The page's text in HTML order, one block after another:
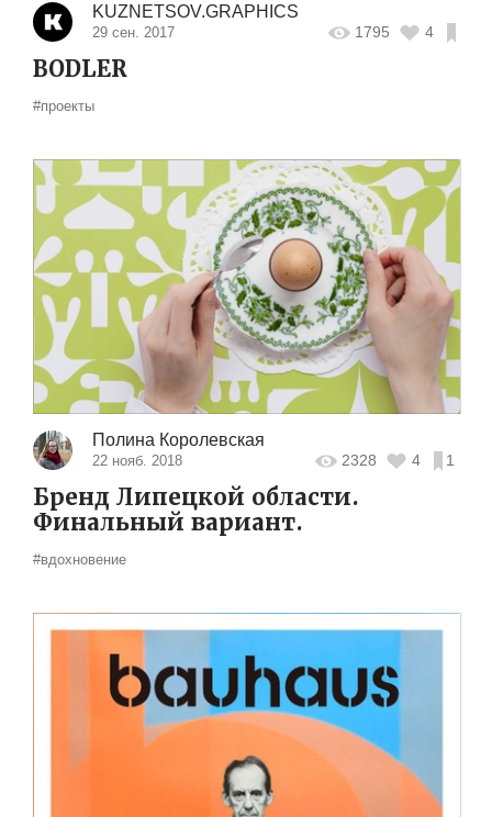
KUZNETSOV.GRAPHICS
29 сен. 2017 1795 4
BODLER
#проекты
Полина Королевская
22 нояб. 2018 2328 4 1
Бренд Липецкой области.
Финальный вариант.
#вдохновение